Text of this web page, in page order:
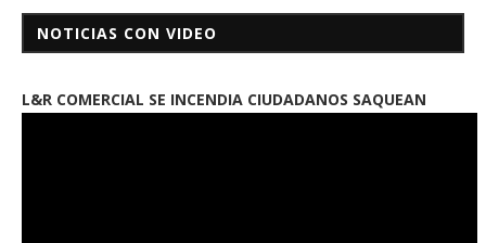
NOTICIAS CON VIDEO
L&R COMERCIAL SE INCENDIA CIUDADANOS SAQUEAN